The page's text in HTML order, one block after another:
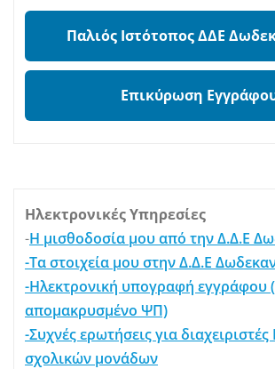
Παλιός Ιστότοπος ΔΔΕ
Επικύρωση
Ηλεκτρονικές Υπηρεσίες
-Η μισθοδοσία μου από την Δ.Δ.Ε
-Τα στοιχεία μου στην Δ.Δ.Ε
-Ηλεκτρονική υπογραφή εγγράφου
απομακρυσμένο ΨΠ)
-Συχνές ερωτήσεις για
σχολικών μονάδων